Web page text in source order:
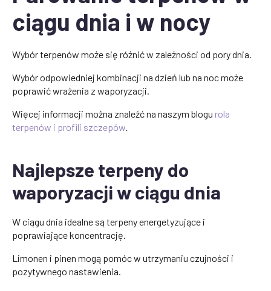
ciągu dnia i w nocy
Wybór terpenów może się różnić w zależności od pory dnia.
Wybór odpowiedniej kombinacji na dzień lub na noc może
poprawić wrażenia z waporyzacji.
Więcej informacji można znaleźć na naszym blogu rola
terpenów i profili szczepów.
Najlepsze terpeny do
waporyzacji w ciągu dnia
W ciągu dnia idealne są terpeny energetyzujące i
poprawiające koncentrację.
Limonen i pinen mogą pomóc w utrzymaniu czujności i
pozytywnego nastawienia.